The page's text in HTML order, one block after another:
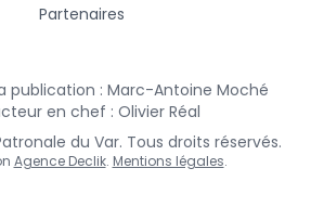
Partenaires
publication : Marc-Antoine Moché
en chef : Olivier Réal
du Var. Tous droits réservés.
Agence Declik. Mentions légales.